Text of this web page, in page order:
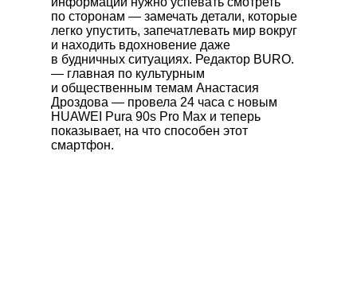
по сторонам — замечать детали, которые
легко упустить, запечатлевать мир вокруг
и находить вдохновение даже
в будничных ситуациях. Редактор BURO.
— главная по культурным
и общественным темам Анастасия
Дроздова — провела 24 часа с новым
HUAWEI Pura 90s Pro Max и теперь
показывает, на что способен этот
смартфон.